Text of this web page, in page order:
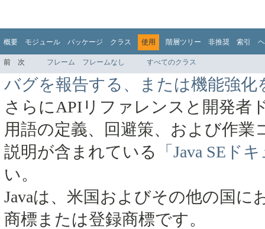
概要 モジュール パッケージ クラス 使用 階層ツリー 非推奨 索引
前 次 フレーム フレームなし すべてのクラス
バグを報告する、または機能強化
さらにAPIリファレンスと開発者
用語の定義、回避策、および作
説明が含まれている
「Java SEド
い。
Javaは、米国およびその他の国に
商標または登録商標です。